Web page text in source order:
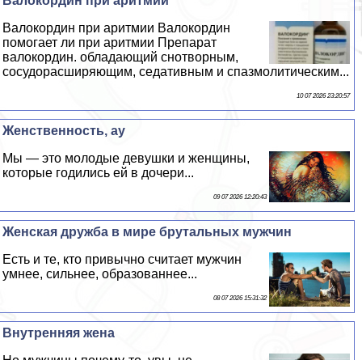
Валокордин при аритмии Валокордин
помогает ли при аритмии Препарат
валокордин. обладающий снотворным,
сосудорасширяющим, седативным и спазмолитическим...
10 07 2026 23:20:57
Женственность, ау
Мы — это молодые дeвyшки и женщины,
которые годились ей в дочери...
09 07 2026 12:20:43
Женская дружба в мире брутальных мужчин
Есть и те, кто привычно считает мужчин
умнее, сильнее, образованнее...
08 07 2026 15:31:32
Внутренняя жена